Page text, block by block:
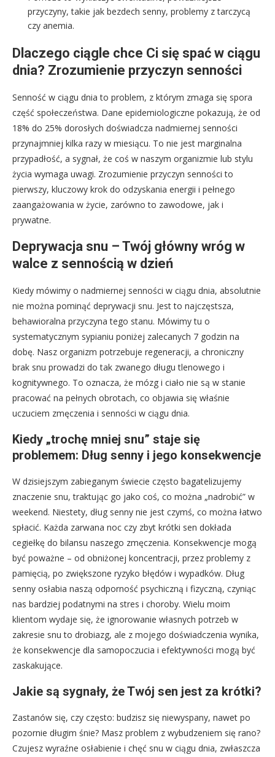
przyczyny, takie jak bezdech senny, problemy z tarczycą
czy anemia.
Dlaczego ciągle chce Ci się spać w ciągu
dnia? Zrozumienie przyczyn senności
Senność w ciągu dnia to problem, z którym zmaga się spora
część społeczeństwa. Dane epidemiologiczne pokazują, że od
18% do 25% dorosłych doświadcza nadmiernej senności
przynajmniej kilka razy w miesiącu. To nie jest marginalna
przypadłość, a sygnał, że coś w naszym organizmie lub stylu
życia wymaga uwagi. Zrozumienie przyczyn senności to
pierwszy, kluczowy krok do odzyskania energii i pełnego
zaangażowania w życie, zarówno to zawodowe, jak i
prywatne.
Deprywacja snu – Twój główny wróg w
walce z sennością w dzień
Kiedy mówimy o nadmiernej senności w ciągu dnia, absolutnie
nie można pominąć deprywacji snu. Jest to najczęstsza,
behawioralna przyczyna tego stanu. Mówimy tu o
systematycznym sypianiu poniżej zalecanych 7 godzin na
dobę. Nasz organizm potrzebuje regeneracji, a chroniczny
brak snu prowadzi do tak zwanego długu tlenowego i
kognitywnego. To oznacza, że mózg i ciało nie są w stanie
pracować na pełnych obrotach, co objawia się właśnie
uczuciem zmęczenia i senności w ciągu dnia.
Kiedy „trochę mniej snu” staje się
problemem: Dług senny i jego konsekwencje
W dzisiejszym zabieganym świecie często bagatelizujemy
znaczenie snu, traktując go jako coś, co można „nadrobić” w
weekend. Niestety, dług senny nie jest czymś, co można łatwo
spłacić. Każda zarwana noc czy zbyt krótki sen dokłada
cegiełkę do bilansu naszego zmęczenia. Konsekwencje mogą
być poważne – od obniżonej koncentracji, przez problemy z
pamięcią, po zwiększone ryzyko błędów i wypadków. Dług
senny osłabia naszą odporność psychiczną i fizyczną, czyniąc
nas bardziej podatnymi na stres i choroby. Wielu moim
klientom wydaje się, że ignorowanie własnych potrzeb w
zakresie snu to drobiazg, ale z mojego doświadczenia wynika,
że konsekwencje dla samopoczucia i efektywności mogą być
zaskakujące.
Jakie są sygnały, że Twój sen jest za krótki?
Zastanów się, czy często: budzisz się niewyspany, nawet po
pozornie długim śnie? Masz problem z wybudzeniem się rano?
Czujesz wyraźne osłabienie i chęć snu w ciągu dnia, zwłaszcza